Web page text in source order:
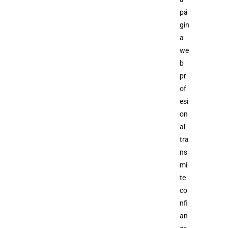
pá
gin
a
we
b
pr
of
esi
on
al
tra
ns
mi
te
co
nfi
an